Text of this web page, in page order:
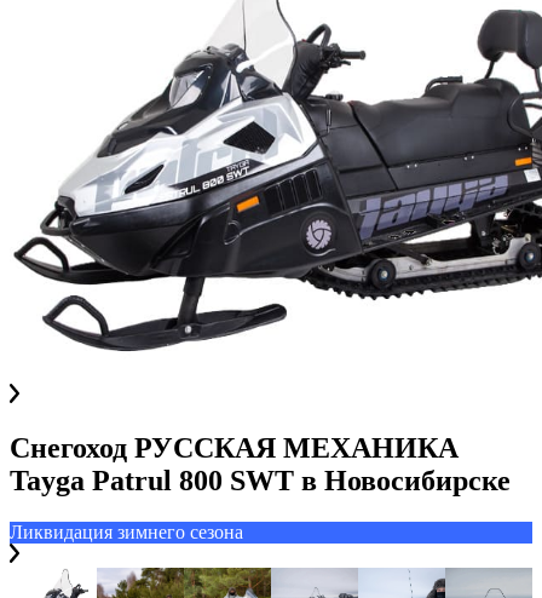
Снегоход РУССКАЯ МЕХАНИКА
Tayga Patrul 800 SWT в Новосибирске
Ликвидация зимнего сезона